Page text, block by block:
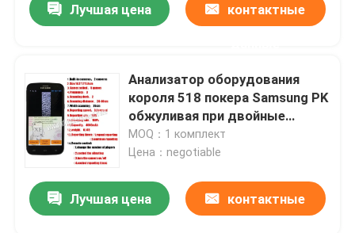
Лучшая цена контактные
Анализатор оборудования
короля 518 покера Samsung PK
обжуливая при двойные
камеры построенные внутрь
MOQ：1 комплект
Цена：negotiable
Лучшая цена контактные